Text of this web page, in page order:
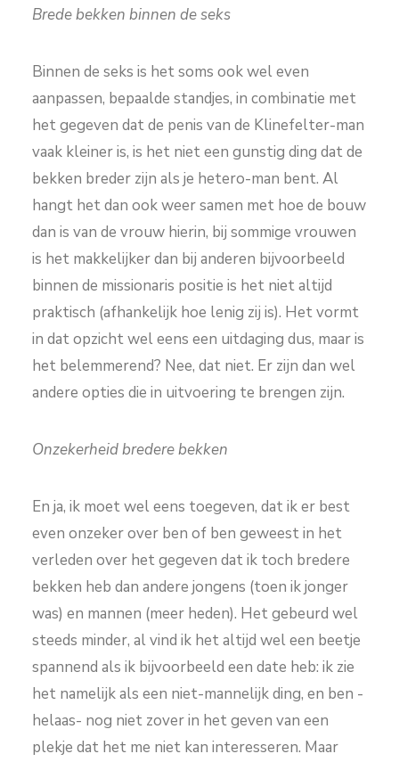
Brede bekken binnen de seks
Binnen de seks is het soms ook wel even
aanpassen, bepaalde standjes, in combinatie met
het gegeven dat de penis van de Klinefelter-man
vaak kleiner is, is het niet een gunstig ding dat de
bekken breder zijn als je hetero-man bent. Al
hangt het dan ook weer samen met hoe de bouw
dan is van de vrouw hierin, bij sommige vrouwen
is het makkelijker dan bij anderen bijvoorbeeld
binnen de missionaris positie is het niet altijd
praktisch (afhankelijk hoe lenig zij is). Het vormt
in dat opzicht wel eens een uitdaging dus, maar is
het belemmerend? Nee, dat niet. Er zijn dan wel
andere opties die in uitvoering te brengen zijn.
Onzekerheid bredere bekken
En ja, ik moet wel eens toegeven, dat ik er best
even onzeker over ben of ben geweest in het
verleden over het gegeven dat ik toch bredere
bekken heb dan andere jongens (toen ik jonger
was) en mannen (meer heden). Het gebeurd wel
steeds minder, al vind ik het altijd wel een beetje
spannend als ik bijvoorbeeld een date heb: ik zie
het namelijk als een niet-mannelijk ding, en ben -
helaas- nog niet zover in het geven van een
plekje dat het me niet kan interesseren. Maar